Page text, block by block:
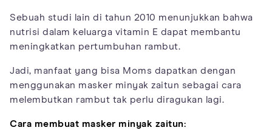
Sebuah studi lain di tahun 2010 menunjukkan bahwa
nutrisi dalam keluarga vitamin E dapat membantu
meningkatkan pertumbuhan rambut.
Jadi, manfaat yang bisa Moms dapatkan dengan
menggunakan masker minyak zaitun sebagai cara
melembutkan rambut tak perlu diragukan lagi.
Cara membuat masker minyak zaitun: